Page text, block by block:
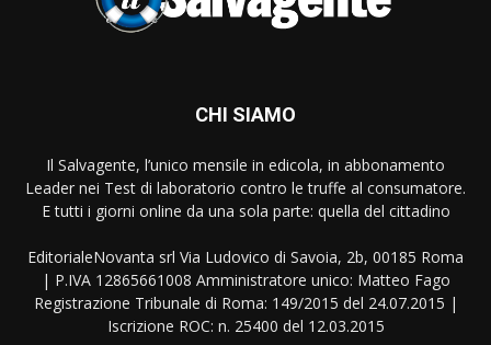
CHI SIAMO
Il Salvagente, l’unico mensile in edicola, in abbonamento
Leader nei Test di laboratorio contro le truffe al consumatore.
E tutti i giorni online da una sola parte: quella del cittadino
EditorialeNovanta srl Via Ludovico di Savoia, 2b, 00185 Roma
| P.IVA 12865661008 Amministratore unico: Matteo Fago
Registrazione Tribunale di Roma: 149/2015 del 24.07.2015 |
Iscrizione ROC: n. 25400 del 12.03.2015